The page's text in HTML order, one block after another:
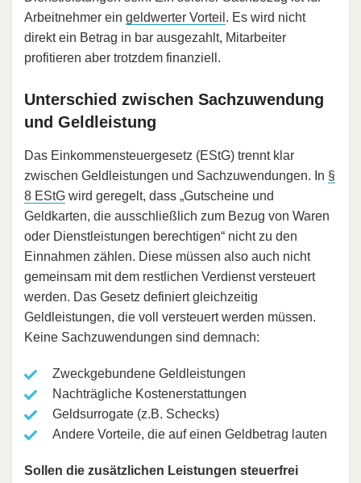
Arbeitnehmer ein geldwerter Vorteil . Es wird nicht
direkt ein Betrag in bar ausgezahlt, Mitarbeiter
profitieren aber trotzdem finanziell.
Unterschied zwischen Sachzuwendung
und Geldleistung
Das Einkommensteuergesetz (EStG) trennt klar
zwischen Geldleistungen und Sachzuwendungen. In §
8 EStG wird geregelt, dass „Gutscheine und
Geldkarten, die ausschließlich zum Bezug von Waren
oder Dienstleistungen berechtigen“ nicht zu den
Einnahmen zählen. Diese müssen also auch nicht
gemeinsam mit dem restlichen Verdienst versteuert
werden. Das Gesetz definiert gleichzeitig
Geldleistungen, die voll versteuert werden müssen.
Keine Sachzuwendungen sind demnach:
Zweckgebundene Geldleistungen
Nachträgliche Kostenerstattungen
Geldsurrogate (z.B. Schecks)
Andere Vorteile, die auf einen Geldbetrag lauten
Sollen die zusätzlichen Leistungen steuerfrei